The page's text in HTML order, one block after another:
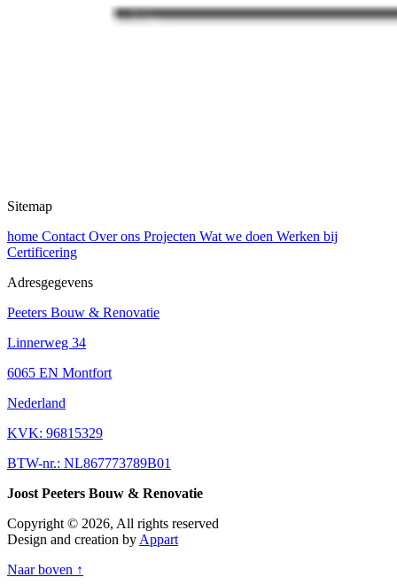
Sitemap
home Contact Over ons Projecten Wat we doen Werken bij
Certificering
Adresgegevens
Peeters Bouw & Renovatie
Linnerweg 34
6065 EN Montfort
Nederland
KVK: 96815329
BTW-nr.: NL867773789B01
Joost Peeters Bouw & Renovatie
Copyright © 2026, All rights reserved
Design and creation by Appart
Naar boven ↑